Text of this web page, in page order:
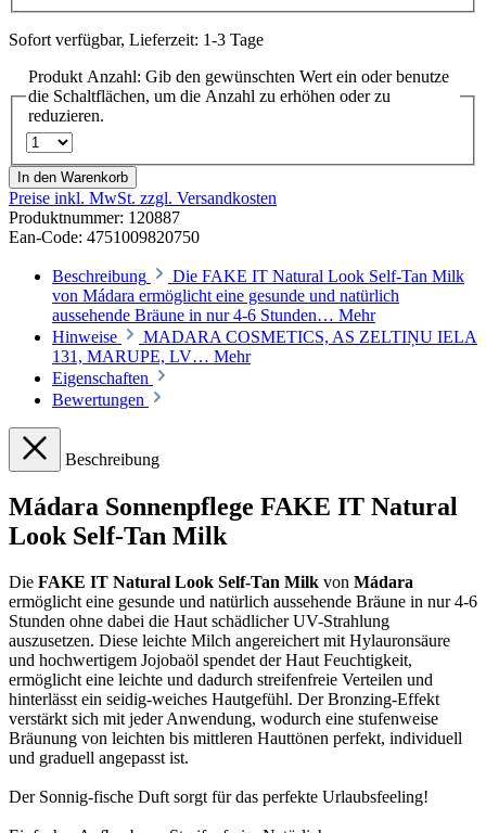
Sofort verfügbar, Lieferzeit: 1-3 Tage
Produkt Anzahl: Gib den gewünschten Wert ein oder benutze
die Schaltflächen, um die Anzahl zu erhöhen oder zu
reduzieren.
In den Warenkorb
Preise inkl. MwSt. zzgl. Versandkosten
Produktnummer: 120887
Ean-Code: 4751009820750
Beschreibung
Die FAKE IT Natural Look Self-Tan Milk
von Mádara ermöglicht eine gesunde und natürlich
aussehende Bräune in nur 4-6 Stunden… Mehr
Hinweise
MADARA COSMETICS, AS ZELTIŅU IELA
131, MARUPE, LV… Mehr
Eigenschaften
Bewertungen
Beschreibung
Mádara Sonnenpflege FAKE IT Natural
Look Self-Tan Milk
Die FAKE IT Natural Look Self-Tan Milk von Mádara
ermöglicht eine gesunde und natürlich aussehende Bräune in nur 4-6
Stunden ohne dabei die Haut schädlicher UV-Strahlung
auszusetzen. Diese leichte Milch angereichert mit Hylauronsäure
und hochwertigem Jojobaöl spendet der Haut Feuchtigkeit,
ermöglicht eine leichte und dadurch streifenfreie Verteilen und
hinterlässt ein seidig-weiches Hautgefühl. Der Bronzing-Effekt
verstärkt sich mit jeder Anwendung, wodurch eine stufenweise
Bräunung von leichten bis mittleren Hauttönen perfekt, individuell
und graduell angepasst ist.
Der Sonnig-fische Duft sorgt für das perfekte Urlaubsfeeling!